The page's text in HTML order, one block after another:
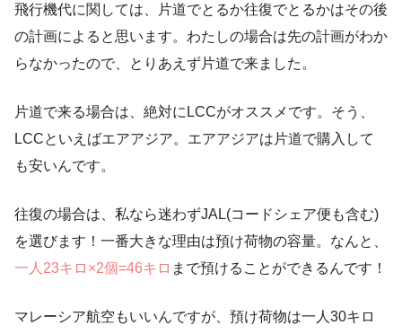
飛行機代に関しては、片道でとるか往復でとるかはその後
の計画によると思います。わたしの場合は先の計画がわか
らなかったので、とりあえず片道で来ました。
片道で来る場合は、絶対にLCCがオススメです。そう、
LCCといえばエアアジア。エアアジアは片道で購入して
も安いんです。
往復の場合は、私なら迷わずJAL(コードシェア便も含む)
を選びます！一番大きな理由は預け荷物の容量。なんと、
一人23キロ×2個=46キロ まで預けることができるんです！
マレーシア航空もいいんですが、預け荷物は一人30キロ